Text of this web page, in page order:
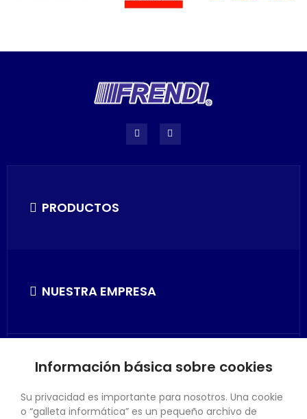
PRODUCTOS
NUESTRA EMPRESA
SU CUENTA
Información básica sobre cookies
Su privacidad es importante para nosotros. Una cookie
o “galleta informática” es un pequeño archivo de